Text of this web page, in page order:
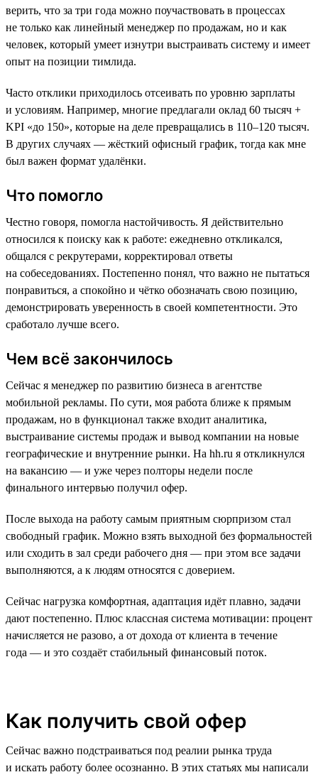
верить, что за три года можно поучаствовать в процессах
не только как линейный менеджер по продажам, но и как
человек, который умеет изнутри выстраивать систему и имеет
опыт на позиции тимлида.
Часто отклики приходилось отсеивать по уровню зарплаты
и условиям. Например, многие предлагали оклад 60 тысяч +
KPI «до 150», которые на деле превращались в 110–120 тысяч.
В других случаях — жёсткий офисный график, тогда как мне
был важен формат удалёнки.
Что помогло
Честно говоря, помогла настойчивость. Я действительно
относился к поиску как к работе: ежедневно откликался,
общался с рекрутерами, корректировал ответы
на собеседованиях. Постепенно понял, что важно не пытаться
понравиться, а спокойно и чётко обозначать свою позицию,
демонстрировать уверенность в своей компетентности. Это
сработало лучше всего.
Чем всё закончилось
Сейчас я менеджер по развитию бизнеса в агентстве
мобильной рекламы. По сути, моя работа ближе к прямым
продажам, но в функционал также входит аналитика,
выстраивание системы продаж и вывод компании на новые
географические и внутренние рынки. На hh.ru я откликнулся
на вакансию — и уже через полторы недели после
финального интервью получил офер.
После выхода на работу самым приятным сюрпризом стал
свободный график. Можно взять выходной без формальностей
или сходить в зал среди рабочего дня — при этом все задачи
выполняются, а к людям относятся с доверием.
Сейчас нагрузка комфортная, адаптация идёт плавно, задачи
дают постепенно. Плюс классная система мотивации: процент
начисляется не разово, а от дохода от клиента в течение
года — и это создаёт стабильный финансовый поток.
Как получить свой офер
Сейчас важно подстраиваться под реалии рынка труда
и искать работу более осознанно. В этих статьях мы написали